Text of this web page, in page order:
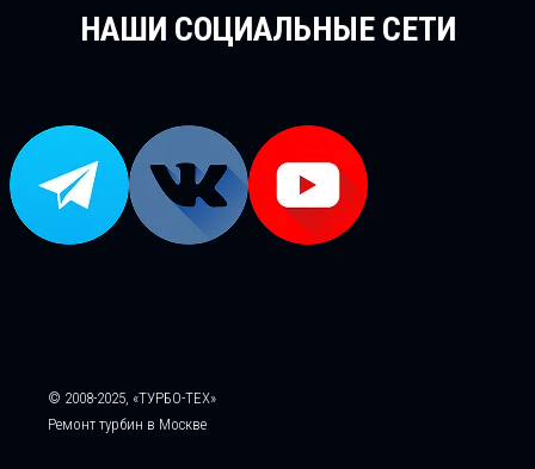
НАШИ СОЦИАЛЬНЫЕ СЕТИ
© 2008-2025, «ТУРБО-ТЕХ»
Ремонт турбин в Москве